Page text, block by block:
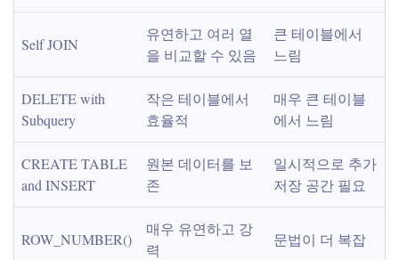
Self JOIN
유연하고 여러 열
을 비교할 수 있음
큰 테이블에서
느림
DELETE with
Subquery
작은 테이블에서
효율적
매우 큰 테이블
에서 느림
CREATE TABLE
and INSERT
원본 데이터를 보
존
일시적으로 추가
저장 공간 필요
ROW_NUMBER()
매우 유연하고 강
력
문법이 더 복잡